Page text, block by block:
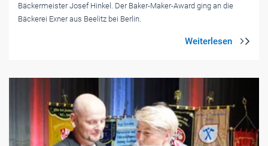
Bäckermeister Josef Hinkel. Der Baker-Maker-Award ging an die
Bäckerei Exner aus Beelitz bei Berlin.